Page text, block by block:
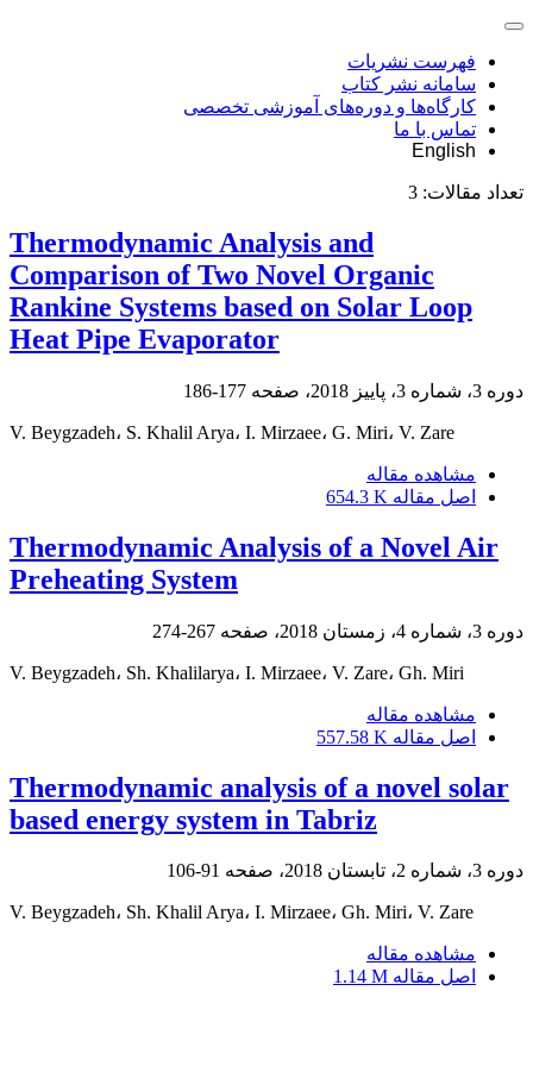
فهرست نشریات
سامانه نشر کتاب
کارگاه‌ها و دوره‌های آموزشی تخصصی
تماس با ما
English
تعداد مقالات: 3
Thermodynamic Analysis and
Comparison of Two Novel Organic
Rankine Systems based on Solar Loop
Heat Pipe Evaporator
دوره 3، شماره 3، پاییز 2018، صفحه 177-186
V. Beygzadeh، S. Khalil Arya، I. Mirzaee، G. Miri، V. Zare
مشاهده مقاله
اصل مقاله 654.3 K
Thermodynamic Analysis of a Novel Air
Preheating System
دوره 3، شماره 4، زمستان 2018، صفحه 267-274
V. Beygzadeh، Sh. Khalilarya، I. Mirzaee، V. Zare، Gh. Miri
مشاهده مقاله
اصل مقاله 557.58 K
Thermodynamic analysis of a novel solar
based energy system in Tabriz
دوره 3، شماره 2، تابستان 2018، صفحه 91-106
V. Beygzadeh، Sh. Khalil Arya، I. Mirzaee، Gh. Miri، V. Zare
مشاهده مقاله
اصل مقاله 1.14 M